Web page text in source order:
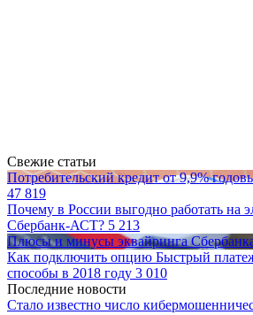
Свежие статьи
Потребительский кредит от 9,9%
47 819
Почему в России выгодно работать на
Сбербанк-АСТ? 5 213
Плюсы и минусы эквайринга
Как подключить опцию Быстрый
способы в 2018 году 3 010
Последние новости
Стало известно число